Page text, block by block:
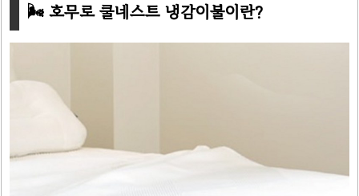
🌬️ 호무로 쿨네스트 냉감이불이란?